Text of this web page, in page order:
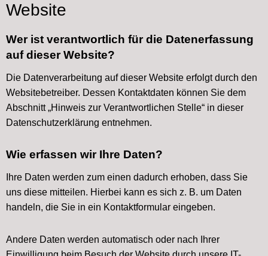
Website
Wer ist verantwortlich für die Datenerfassung
auf dieser Website?
Die Datenverarbeitung auf dieser Website erfolgt durch den
Websitebetreiber. Dessen Kontaktdaten können Sie dem
Abschnitt „Hinweis zur Verantwortlichen Stelle“ in dieser
Datenschutzerklärung entnehmen.
Wie erfassen wir Ihre Daten?
Ihre Daten werden zum einen dadurch erhoben, dass Sie
uns diese mitteilen. Hierbei kann es sich z. B. um Daten
handeln, die Sie in ein Kontaktformular eingeben.
Andere Daten werden automatisch oder nach Ihrer